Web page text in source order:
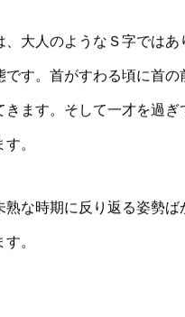
、大人のようなＳ字では
です。首がすわる頃に首
きます。そして一才を過
。
熟な時期に反り返る姿勢
。